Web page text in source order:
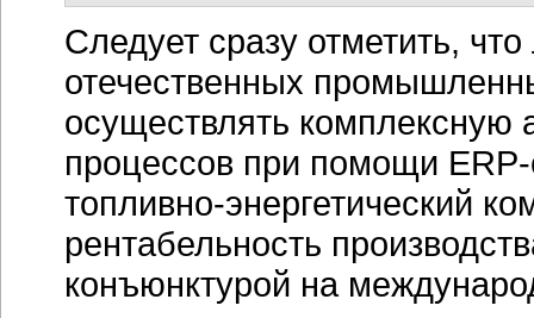
Следует сразу отметить,
отечественных
осуществлять комплексную
процессов при помощи
топливно-энергетический
рентабельность
конъюнктурой на